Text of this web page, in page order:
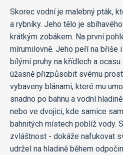
Skorec vodní je malebný pták,
a rybníky. Jeho tělo je
krátkým zobákem. Na první
mírumilovně. Jeho peří na břiše
bílými pruhy na křídlech a
úžasně přizpůsobit svému
vybaveny blánami, které mu
snadno po bahnu a vodní
nebo ve dvojici, kde samice
bahnitých místech poblíž vody.
zvláštnost - dokáže nafukovat
udržel na hladině během